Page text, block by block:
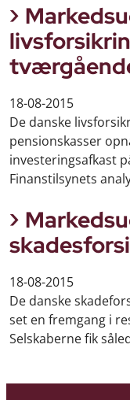
18-08-2015
De danske
pensionskasser
investeringsafkast
Finanstilsynets
18-08-2015
De danske
set en fremgang i
Selskaberne fik